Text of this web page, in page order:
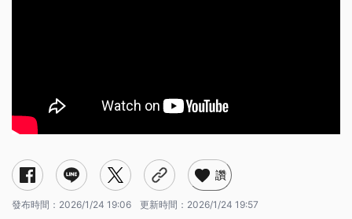
讚
發布時間： 2026/1/24 19:06 更新時間： 2026/1/24 19:57